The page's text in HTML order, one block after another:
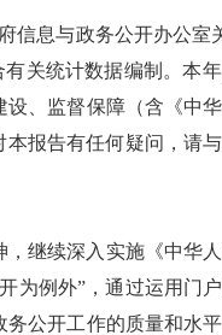
信息与政务公开办公室
关统计数据编制。本
设、监督保障（含《中
报告有任何疑问，请
继续深入实施《中华
为例外”，通过运用门
公开工作的质量和水